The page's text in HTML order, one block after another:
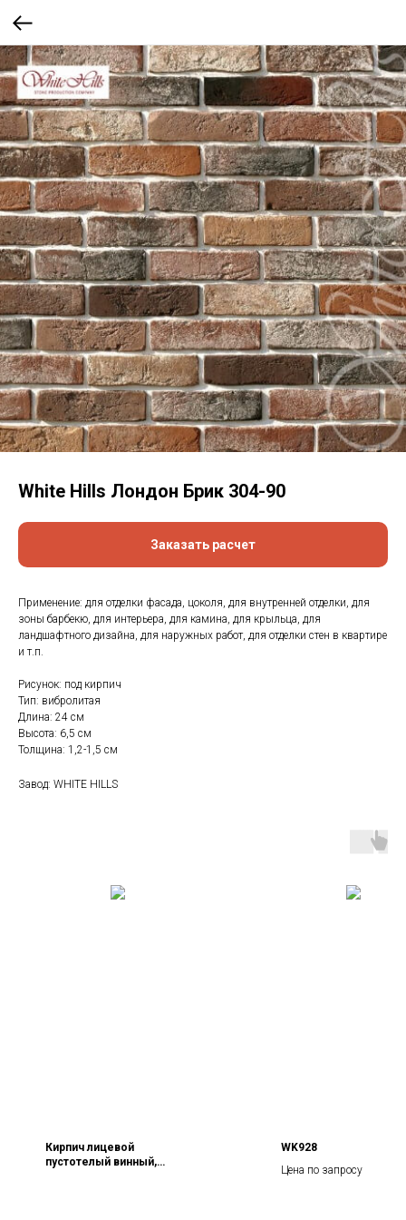
White Hills Лондон Брик 304-90
Заказать расчет
Применение: для отделки фасада, цоколя, для внутренней отделки, для
зоны барбекю, для интерьера, для камина, для крыльца, для
ландшафтного дизайна, для наружных работ, для отделки стен в квартире
и т.п.
Рисунок: под кирпич
Тип: вибролитая
Длина: 24 см
Высота: 6,5 см
Толщина: 1,2-1,5 см
Завод: WHITE HILLS
Кирпич лицевой
пустотелый винный,
WK928
Цена по запросу